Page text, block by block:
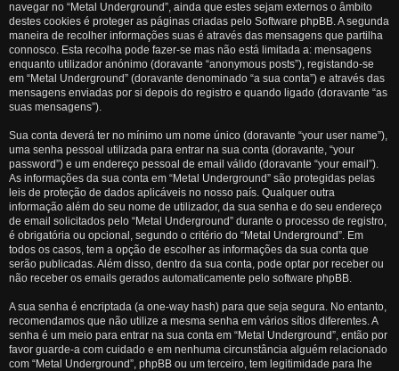
navegar no “Metal Underground”, ainda que estes sejam externos o âmbito
destes cookies é proteger as páginas criadas pelo Software phpBB. A segunda
maneira de recolher informações suas é através das mensagens que partilha
connosco. Esta recolha pode fazer-se mas não está limitada a: mensagens
enquanto utilizador anónimo (doravante “anonymous posts”), registando-se
em “Metal Underground” (doravante denominado “a sua conta”) e através das
mensagens enviadas por si depois do registro e quando ligado (doravante “as
suas mensagens”).
Sua conta deverá ter no mínimo um nome único (doravante “your user name”),
uma senha pessoal utilizada para entrar na sua conta (doravante, “your
password”) e um endereço pessoal de email válido (doravante “your email”).
As informações da sua conta em “Metal Underground” são protegidas pelas
leis de proteção de dados aplicáveis no nosso país. Qualquer outra
informação além do seu nome de utilizador, da sua senha e do seu endereço
de email solicitados pelo “Metal Underground” durante o processo de registro,
é obrigatória ou opcional, segundo o critério do “Metal Underground”. Em
todos os casos, tem a opção de escolher as informações da sua conta que
serão publicadas. Além disso, dentro da sua conta, pode optar por receber ou
não receber os emails gerados automaticamente pelo software phpBB.
A sua senha é encriptada (a one-way hash) para que seja segura. No entanto,
recomendamos que não utilize a mesma senha em vários sítios diferentes. A
senha é um meio para entrar na sua conta em “Metal Underground”, então por
favor guarde-a com cuidado e em nenhuma circunstância alguém relacionado
com “Metal Underground”, phpBB ou um terceiro, tem legitimidade para lhe